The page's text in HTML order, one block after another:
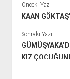
Önceki Yazı
KAAN
Sonraki Yazı
KIZ